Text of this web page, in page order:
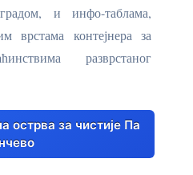
и инфо-таблама,
врстама контејнера за
разврстаног
острва за чистије Па
нчево